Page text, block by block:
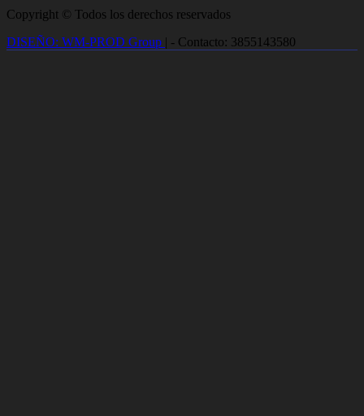
Copyright © Todos los derechos reservados
DISEÑO: WM-PROD Group | - Contacto: 3855143580